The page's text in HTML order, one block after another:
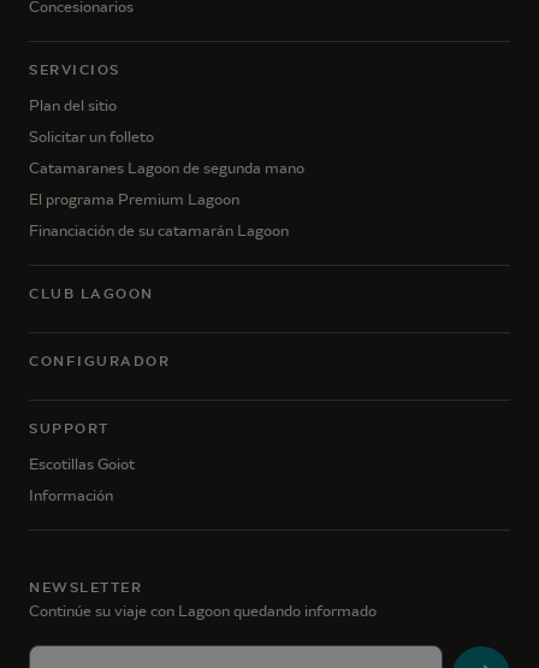
Concesionarios
SERVICIOS
Plan del sitio
Solicitar un folleto
Catamaranes Lagoon de segunda mano
El programa Premium Lagoon
Financiación de su catamarán Lagoon
CLUB LAGOON
CONFIGURADOR
SUPPORT
Escotillas Goiot
Información
NEWSLETTER
Continúe su viaje con Lagoon quedando informado